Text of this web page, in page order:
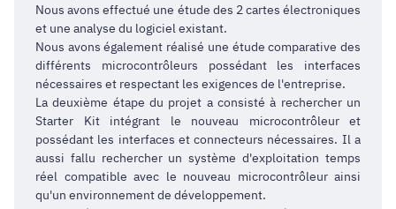
Nous avons effectué une étude des 2 cartes électroniques
et une analyse du logiciel existant.
Nous avons également réalisé une étude comparative des
différents microcontrôleurs possédant les interfaces
nécessaires et respectant les exigences de l'entreprise.
La deuxième étape du projet a consisté à rechercher un
Starter Kit intégrant le nouveau microcontrôleur et
possédant les interfaces et connecteurs nécessaires. Il a
aussi fallu rechercher un système d'exploitation temps
réel compatible avec le nouveau microcontrôleur ainsi
qu'un environnement de développement.